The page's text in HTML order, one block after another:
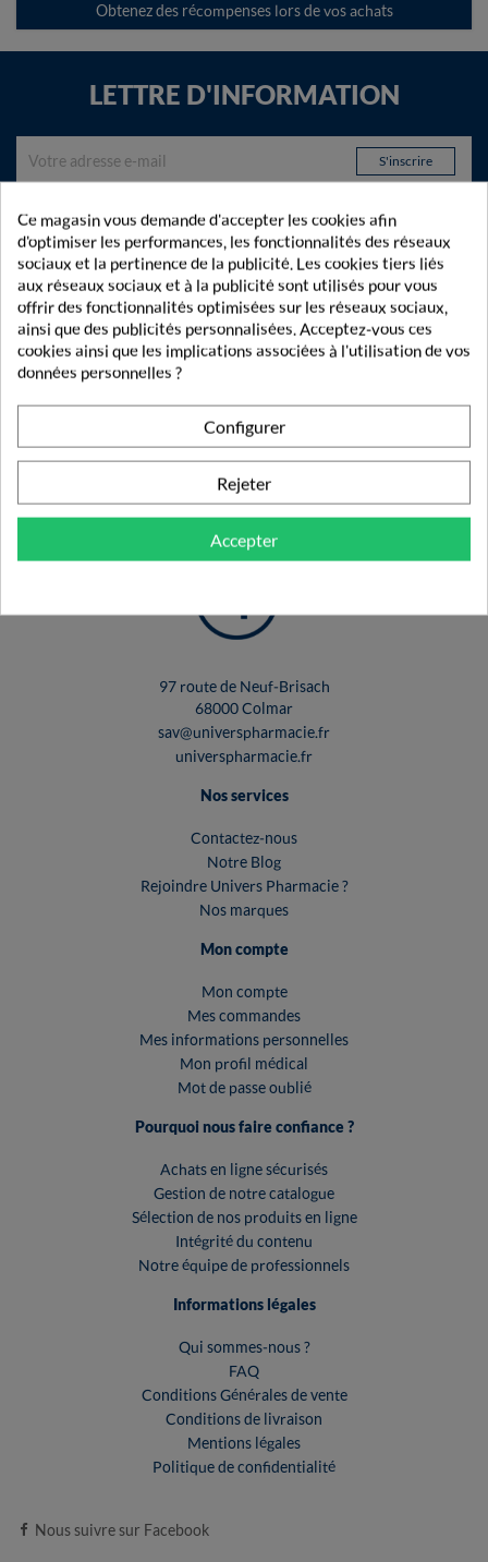
Obtenez des récompenses lors de vos achats
LETTRE D'INFORMATION
et recevez toutes nos actualités et bons plans !
97 route de Neuf-Brisach
68000 Colmar
sav@universpharmacie.fr
universpharmacie.fr
Nos services
Contactez-nous
Notre Blog
Rejoindre Univers Pharmacie ?
Nos marques
Mon compte
Mon compte
Mes commandes
Mes informations personnelles
Mon profil médical
Mot de passe oublié
Pourquoi nous faire confiance ?
Achats en ligne sécurisés
Gestion de notre catalogue
Sélection de nos produits en ligne
Intégrité du contenu
Notre équipe de professionnels
Informations légales
Qui sommes-nous ?
FAQ
Conditions Générales de vente
Conditions de livraison
Mentions légales
Politique de confidentialité
Nous suivre sur Facebook
Ce magasin vous demande d'accepter les cookies afin
d'optimiser les performances, les fonctionnalités des réseaux
sociaux et la pertinence de la publicité. Les cookies tiers liés
aux réseaux sociaux et à la publicité sont utilisés pour vous
offrir des fonctionnalités optimisées sur les réseaux sociaux,
ainsi que des publicités personnalisées. Acceptez-vous ces
cookies ainsi que les implications associées à l'utilisation de vos
données personnelles ?
Configurer
Rejeter
Accepter